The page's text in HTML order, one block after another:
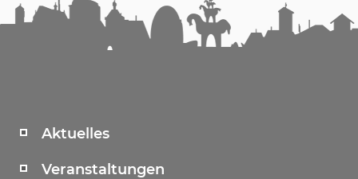
Aktuelles
Veranstaltungen